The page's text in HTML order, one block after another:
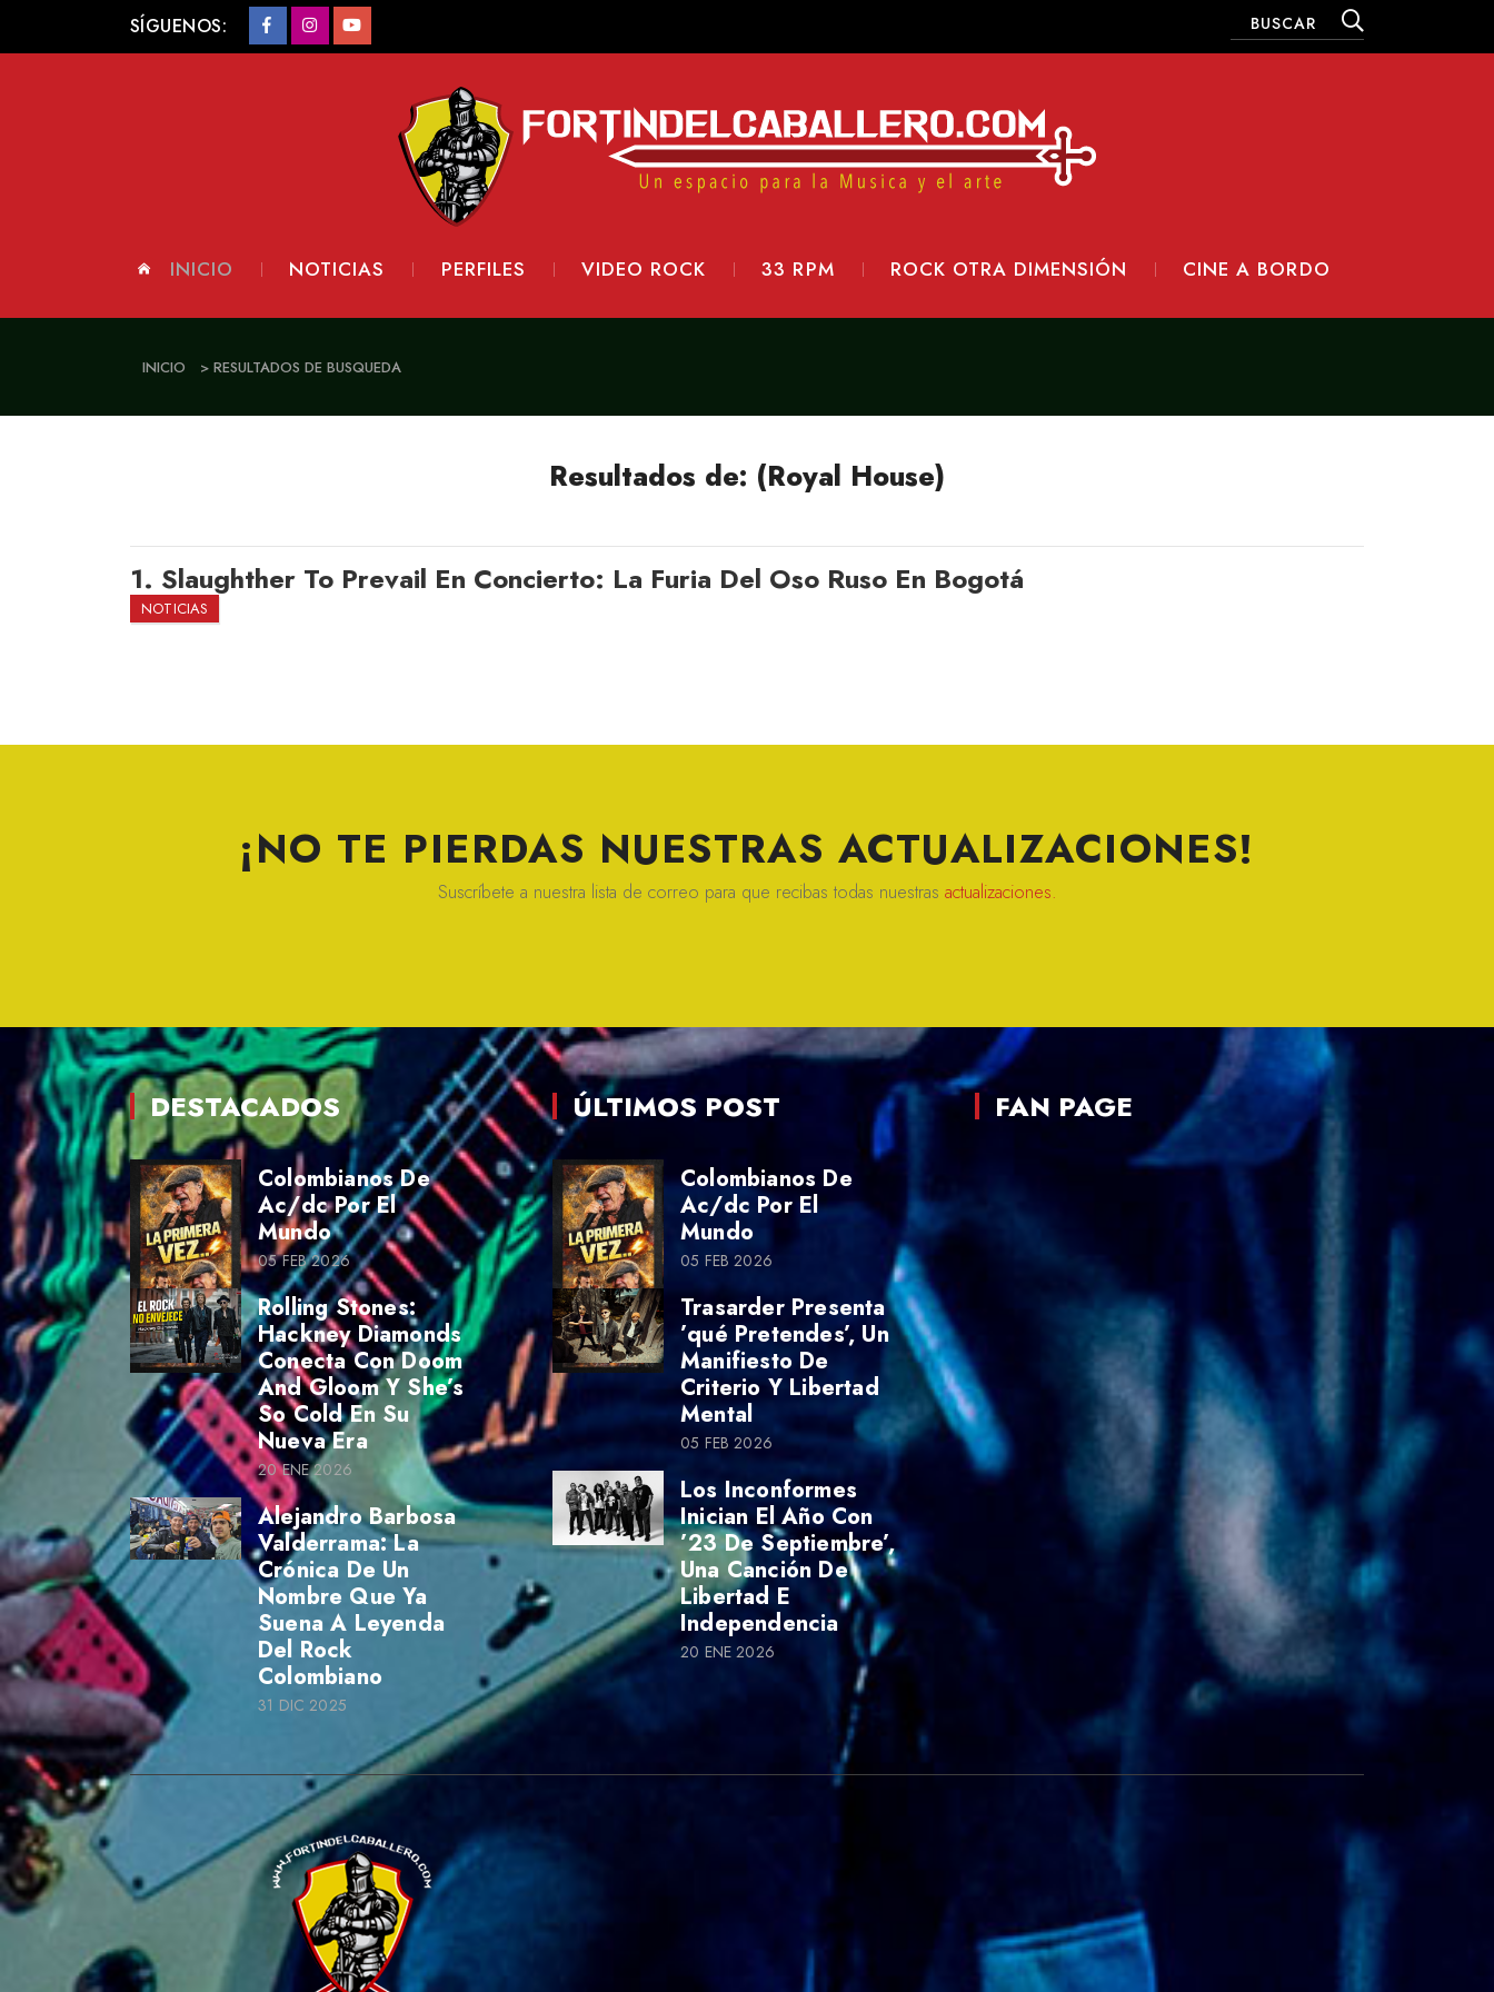
SÍGUENOS:
INICIO NOTICIAS PERFILES VIDEO ROCK 33 RPM ROCK OTRA DIMENSIÓN CINE A BORDO
INICIO > RESULTADOS DE BUSQUEDA
Resultados de: (Royal House)
1. Slaughther To Prevail En Concierto: La Furia Del Oso Ruso En Bogotá
NOTICIAS
¡NO TE PIERDAS NUESTRAS ACTUALIZACIONES!
Suscríbete a nuestra lista de correo para que recibas todas nuestras actualizaciones.
DESTACADOS
Colombianos De
Ac/dc Por El
Mundo
05 FEB 2026
Rolling Stones:
Hackney Diamonds
Conecta Con Doom
And Gloom Y She’s
So Cold En Su
Nueva Era
20 ENE 2026
Alejandro Barbosa
Valderrama: La
Crónica De Un
Nombre Que Ya
Suena A Leyenda
Del Rock
Colombiano
31 DIC 2025
ÚLTIMOS POST
Colombianos De
Ac/dc Por El
Mundo
05 FEB 2026
Trasarder Presenta
’qué Pretendes’, Un
Manifiesto De
Criterio Y Libertad
Mental
05 FEB 2026
Los Inconformes
Inician El Año Con
’23 De Septiembre’,
Una Canción De
Libertad E
Independencia
20 ENE 2026
FAN PAGE